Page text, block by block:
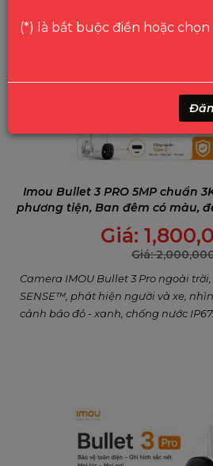
Imou Bullet 3 PRO 5MP chuẩn
phương tiện, Ban đêm có màu,
Đàm thoại 2
Giá:
Giá:
Camera IMOU Bullet 3 Pro ngoài trời,
SENSE™, phát hiện người và xe,
cảnh báo đỏ - xanh, chống nước IP67.
(*) là bắt buộc điền hoặc chọn